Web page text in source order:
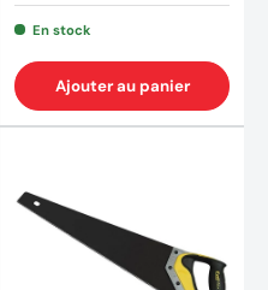
En stock
Ajouter au panier